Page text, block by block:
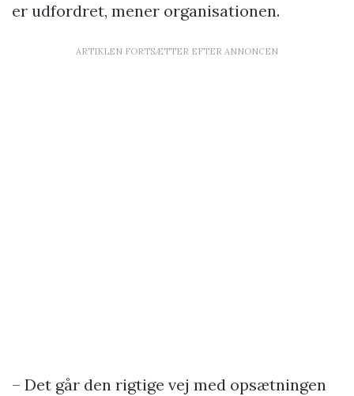
er udfordret, mener organisationen.
ARTIKLEN FORTSÆTTER EFTER ANNONCEN
– Det går den rigtige vej med opsætningen